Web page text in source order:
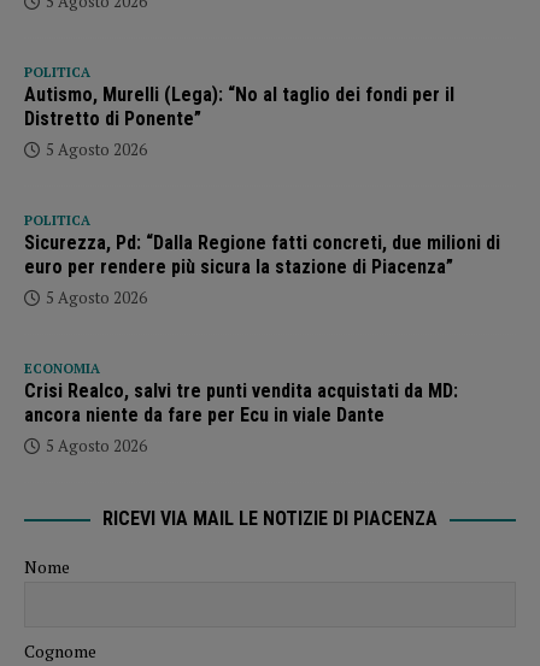
POLITICA
Autismo, Murelli (Lega): “No al taglio dei fondi per il
Distretto di Ponente”
5 Agosto 2026
POLITICA
Sicurezza, Pd: “Dalla Regione fatti concreti, due milioni di
euro per rendere più sicura la stazione di Piacenza”
5 Agosto 2026
ECONOMIA
Crisi Realco, salvi tre punti vendita acquistati da MD:
ancora niente da fare per Ecu in viale Dante
5 Agosto 2026
RICEVI VIA MAIL LE NOTIZIE DI PIACENZA
Nome
Cognome